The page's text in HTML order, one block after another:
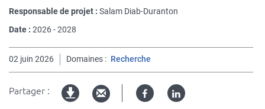
Responsable de projet : Salam Diab-Duranton
Date : 2026 - 2028
02 juin 2026 Domaines Recherche
Partager : FacebookLinked